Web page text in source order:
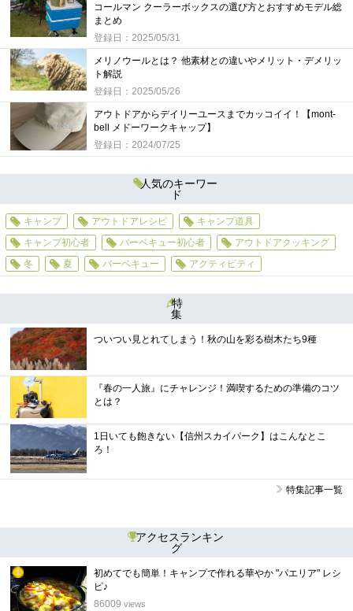
コールマン クーラーボックスの選び方とおすすめモデル総
まとめ
登録日：2025/05/31
メリノウールとは？ 他素材との違いやメリット・デメリッ
ト解説
登録日：2025/05/26
アウトドアからデイリーユースまでカッコイイ！【mont-
bell メドーワークキャップ】
登録日：2024/07/25
人気のキーワー
ド
キャンプ アウトドアレシピ
キャンプ道具
キャンプ初心者
バーベキュー初心者
アウトドアクッキング
冬
夏 バーベキュー アクティビティ
特
集
ついつい見とれてしまう！秋の山を彩る樹木たち9種
『春の一人旅』にチャレンジ！満喫するための準備のコツ
とは？
1日いても飽きない【信州スカイパーク】はこんなとこ
ろ！
特集記事一覧
アクセスランキン
グ
1
位
初めてでも簡単！キャンプで作れる華やか "パエリア" レシ
ピ♪
86009 views